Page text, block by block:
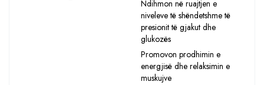
Ndihmon në ruajtjen e
niveleve të shëndetshme të
presionit të gjakut dhe
glukozës
Promovon prodhimin e
energjisë dhe relaksimin e
muskujve